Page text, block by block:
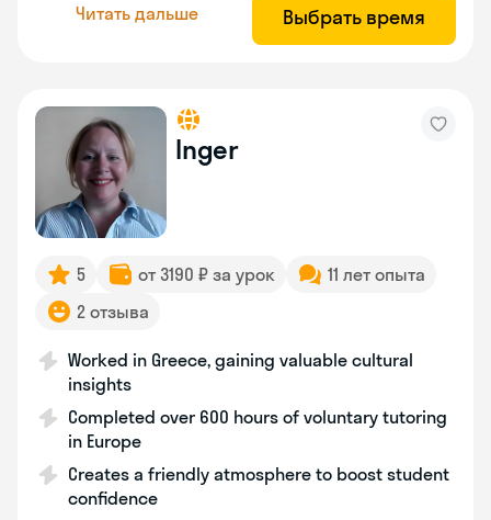
Читать дальше Выбрать время
Inger
5 от 3190 ₽ за урок
11 лет опыта
2 отзыва
Worked in Greece, gaining valuable cultural
insights
Completed over 600 hours of voluntary tutoring
in Europe
Creates a friendly atmosphere to boost student
confidence